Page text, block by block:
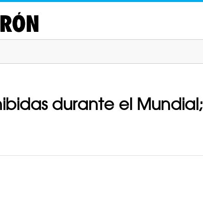
durante el Mundial;